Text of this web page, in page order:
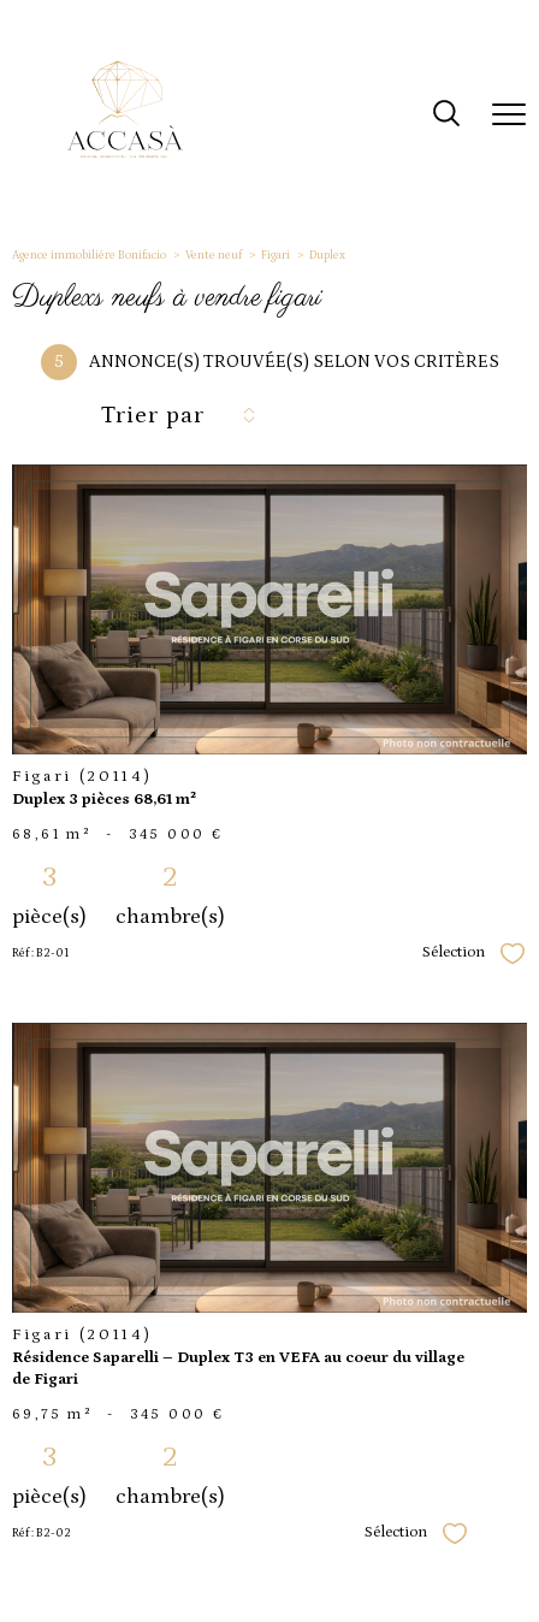
Agence immobiliére Bonifacio Vente neuf Figari Duplex
duplexs neufs à vendre figari
5 ANNONCE(S) TROUVÉE(S) SELON VOS CRITÈRES
Trier par
voir le
bien
Figari (20114)
Duplex 3 pièces 68,61 m²
68,61 m² - 345 000 €
3
pièce(s)
2
chambre(s)
Réf : B2-01 Sélection
voir le
bien
Figari (20114)
Résidence Saparelli – Duplex T3 en VEFA au coeur du village
de Figari
69,75 m² - 345 000 €
3
pièce(s)
2
chambre(s)
Réf : B2-02 Sélection Sélectionner